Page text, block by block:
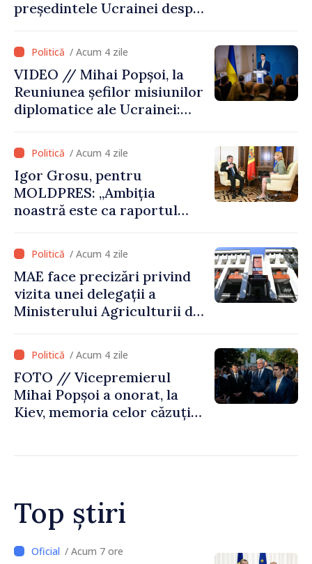
președintele Ucrainei despre
hidrologice din bazinul
râului Nistru și proiecte
comune în infrastructură și
energie
/ Acum 4 zile
VIDEO // Mihai Popșoi, la
Reuniunea șefilor misiunilor
diplomatice ale Ucrainei:
alegerea. Ne-am alăturat
Ucrainei”/ Acum 4 zile
Igor Grosu, pentru
MOLDPRES: „Ambiția
noastră este ca raportul
an să fie și mai bun”
/ Acum 4 zile
MAE face precizări privind
vizita unei delegații a
Ministerului Agriculturii din
/ Acum 4 zile
FOTO // Vicepremierul
Mihai Popșoi a onorat, la
Kiev, memoria celor căzuți
Top știri
/ Acum 7 ore